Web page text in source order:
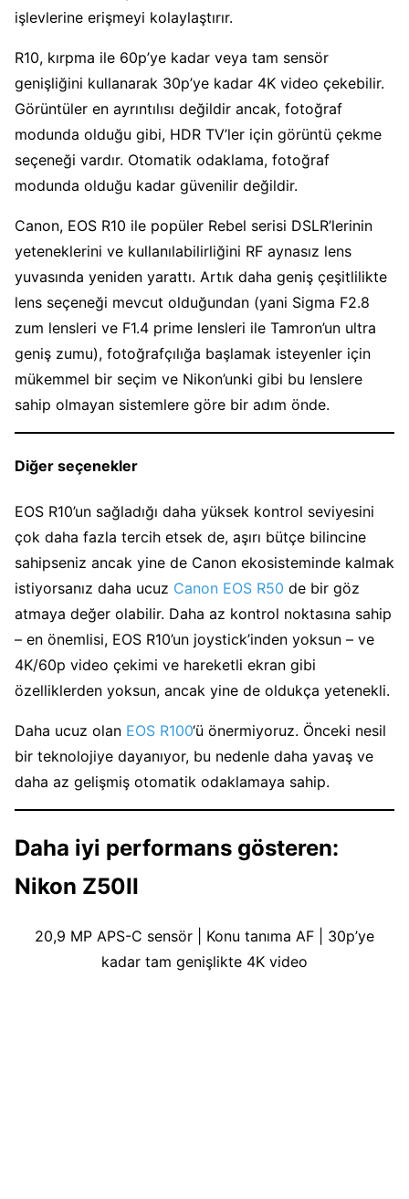
işlevlerine erişmeyi kolaylaştırır.
R10, kırpma ile 60p’ye kadar veya tam sensör
genişliğini kullanarak 30p’ye kadar 4K video çekebilir.
Görüntüler en ayrıntılısı değildir ancak, fotoğraf
modunda olduğu gibi, HDR TV’ler için görüntü çekme
seçeneği vardır. Otomatik odaklama, fotoğraf
modunda olduğu kadar güvenilir değildir.
Canon, EOS R10 ile popüler Rebel serisi DSLR’lerinin
yeteneklerini ve kullanılabilirliğini RF aynasız lens
yuvasında yeniden yarattı. Artık daha geniş çeşitlilikte
lens seçeneği mevcut olduğundan (yani Sigma F2.8
zum lensleri ve F1.4 prime lensleri ile Tamron’un ultra
geniş zumu), fotoğrafçılığa başlamak isteyenler için
mükemmel bir seçim ve Nikon’unki gibi bu lenslere
sahip olmayan sistemlere göre bir adım önde.
Diğer seçenekler
EOS R10’un sağladığı daha yüksek kontrol seviyesini
çok daha fazla tercih etsek de, aşırı bütçe bilincine
sahipseniz ancak yine de Canon ekosisteminde kalmak
istiyorsanız daha ucuz Canon EOS R50 de bir göz
atmaya değer olabilir. Daha az kontrol noktasına sahip
– en önemlisi, EOS R10’un joystick’inden yoksun – ve
4K/60p video çekimi ve hareketli ekran gibi
özelliklerden yoksun, ancak yine de oldukça yetenekli.
Daha ucuz olan EOS R100‘ü önermiyoruz. Önceki nesil
bir teknolojiye dayanıyor, bu nedenle daha yavaş ve
daha az gelişmiş otomatik odaklamaya sahip.
Daha iyi performans gösteren:
Nikon Z50II
20,9 MP APS-C sensör | Konu tanıma AF | 30p’ye
kadar tam genişlikte 4K video